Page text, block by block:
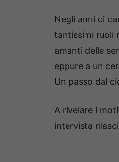
Negli anni di
tantissimi ruoli
amanti delle
eppure a un
Un passo dal
A rivelare i
intervista